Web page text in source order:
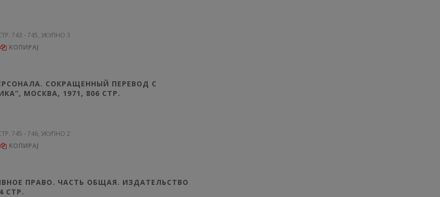
743 - 745, УКУПНО 3
KОПИРАЈ
СОКРАЩЕННЫЙ ПЕРЕВОД С
МОСКВА, 1971, 806 СТР.
745 - 746, УКУПНО 2
KОПИРАЈ
ПРАВО. ЧАСТЬ ОБЩАЯ. ИЗДАТЕЛЬСТВО
СТР.